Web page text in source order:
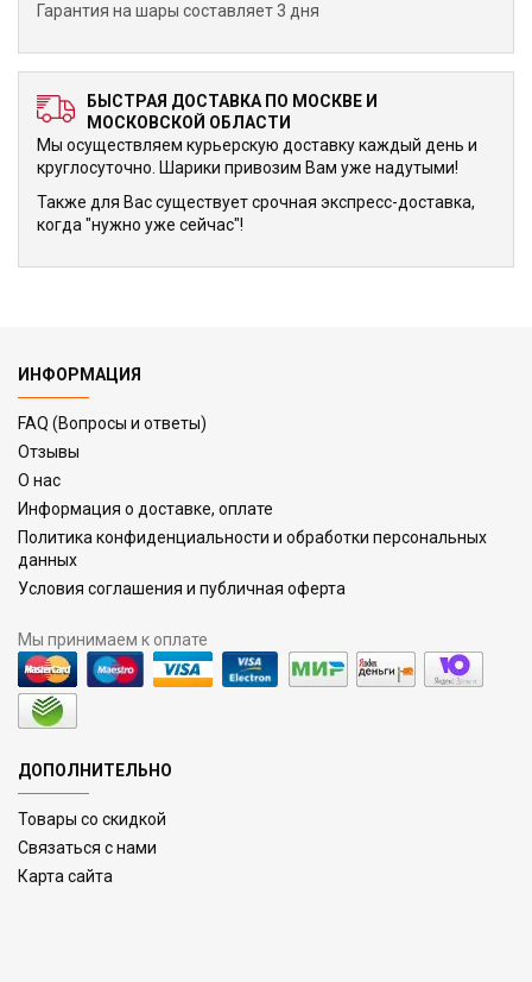
Гарантия на шары составляет 3 дня
БЫСТРАЯ ДОСТАВКА ПО МОСКВЕ И
МОСКОВСКОЙ ОБЛАСТИ
Мы осуществляем курьерскую доставку каждый день и
круглосуточно. Шарики привозим Вам уже надутыми!
Также для Вас существует срочная экспресс-доставка,
когда "нужно уже сейчас"!
ИНФОРМАЦИЯ
FAQ (Вопросы и ответы)
Отзывы
О нас
Информация о доставке, оплате
Политика конфиденциальности и обработки персональных
данных
Условия соглашения и публичная оферта
Мы принимаем к оплате
ДОПОЛНИТЕЛЬНО
Товары со скидкой
Связаться с нами
Карта сайта